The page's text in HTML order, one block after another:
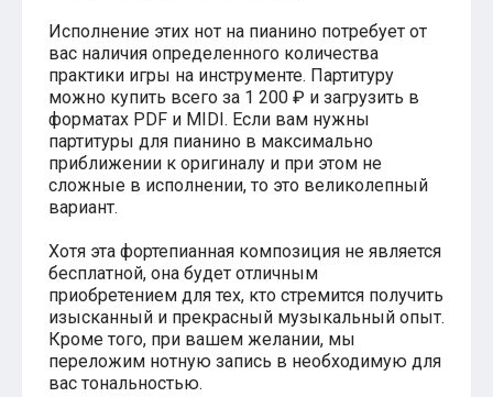
Звездные войны
Ла ла Ленд
Ромео и Джульетта (1968)
Бумер
Аладдин (2019)
Король лев (2019)
Брат-2
Властелин колец: Братство Кольца
Гордость и предубеждение
Классическая музыка
Времена года - Вивальди
Времена года - Чайковский
Сонаты Бетховена
Ноты для вальса
Из мультфильмов
Король лев
Холодное сердце
Исполнение этих нот на пианино потребует от
вас наличия определенного количества
практики игры на инструменте. Партитуру
можно купить всего за 1 200 ₽ и загрузить в
форматах PDF и MIDI. Если вам нужны
партитуры для пианино в максимально
приближении к оригиналу и при этом не
сложные в исполнении, то это великолепный
вариант.
Хотя эта фортепианная композиция не является
бесплатной, она будет отличным
приобретением для тех, кто стремится получить
изысканный и прекрасный музыкальный опыт.
Кроме того, при вашем желании, мы
переложим нотную запись в необходимую для
вас тональностью.